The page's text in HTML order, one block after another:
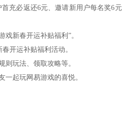
充必返还6元、邀请新用户每名奖6
戏新春开运补贴福利”。
开运补贴福利活动。
则玩法、领取攻略等。
一起玩网易游戏的喜悦。